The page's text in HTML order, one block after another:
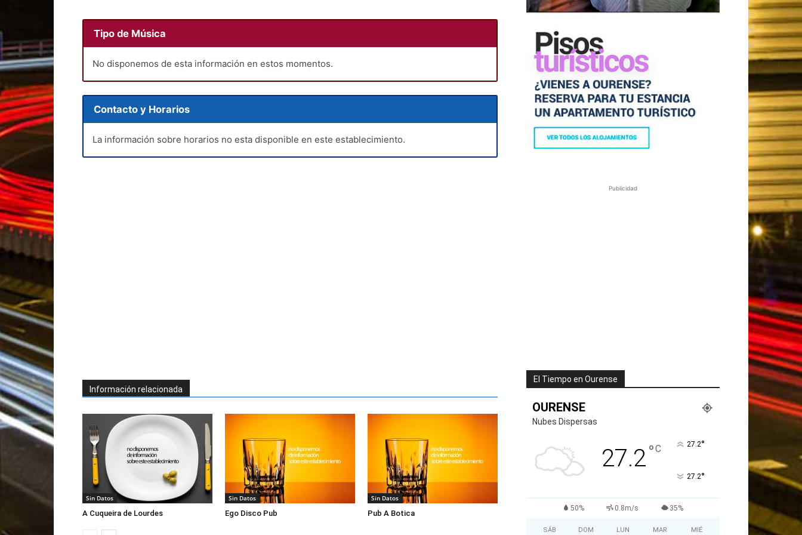
Tipo de Música
No disponemos de esta información en estos momentos.
Contacto y Horarios
La información sobre horarios no esta disponible en este establecimiento.
Información relacionada
Sin Datos
A Cuqueira de Lourdes
Sin Datos
Ego Disco Pub
Sin Datos
Pub A Botica
Publicidad
El Tiempo en Ourense
OURENSE
Nubes Dispersas
27.2°C 27.2°
27.2°
50% 0.8m/s 35%
SÁB DOM LUN MAR MIÉ